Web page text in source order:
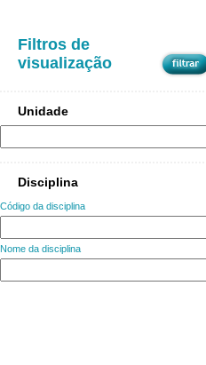
Filtros de
visualização
Unidade
Disciplina
Código da disciplina
Nome da disciplina